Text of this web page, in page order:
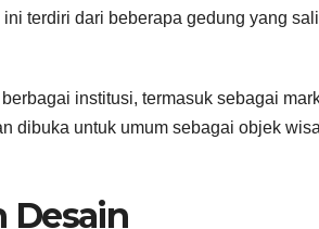
terdiri dari beberapa gedung yang
institusi, termasuk sebagai
dibuka untuk umum sebagai objek
Desain